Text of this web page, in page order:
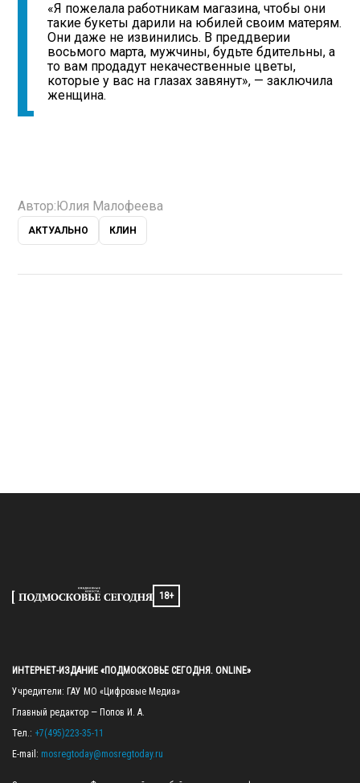
«Я пожелала работникам магазина, чтобы они
такие букеты дарили на юбилей своим матерям.
Они даже не извинились. В преддверии
восьмого марта, мужчины, будьте бдительны, а
то вам продадут некачественные цветы,
которые у вас на глазах завянут», — заключила
женщина.
Автор:Юлия Малофеева
АКТУАЛЬНО КЛИН
18+
ИНТЕРНЕТ-ИЗДАНИЕ «ПОДМОСКОВЬЕ СЕГОДНЯ. ONLINE»
Учредители: ГАУ МО «Цифровые Медиа»
Главный редактор — Попов И. А.
Тел.: +7(495)223-35-11
E-mail: mosregtoday@mosregtoday.ru